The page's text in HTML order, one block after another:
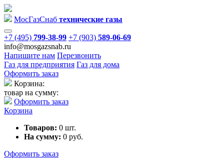
МосГазСнаб технические газы
+7 (495) 799-38-99 +7 (903) 589-06-69
info@mosgazsnab.ru
Напишите нам Перезвонить
Газ для предприятия Газ для дома
Оформить заказ
Корзина:
товар на сумму:
Оформить заказ
Корзина
Товаров: 0 шт.
На сумму: 0 руб.
Оформить заказ